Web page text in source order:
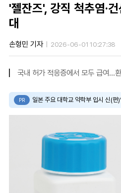
'젤잔즈', 강직 척추염·
대
손형민 기자 2026-06-01 10:27:38
국내 허가 적응증에서 모두 급여...
PR 일본 주요 대학교 약학부 입시 신(편